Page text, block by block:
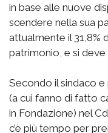
in base alle nuove
scendere nella sua
attualmente il 31,8%
patrimonio, e si deve
Secondo il sindaco
(a cui fanno di fatto
in Fondazione) nel
c’è più tempo per